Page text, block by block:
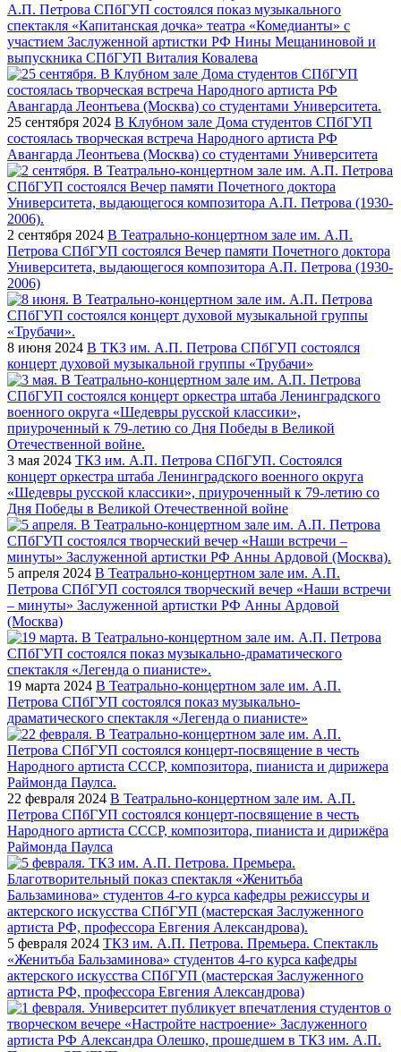
А.П. Петрова СПбГУП состоялся показ музыкального
спектакля «Капитанская дочка» театра «Комедианты» с
участием Заслуженной артистки РФ Нины Мещаниновой и
выпускника СПбГУП Виталия Ковалева
25 сентября 2024 В Клубном зале Дома студентов СПбГУП
состоялась творческая встреча Народного артиста РФ
Авангарда Леонтьева (Москва) со студентами Университета
2 сентября 2024 В Театрально-концертном зале им. А.П.
Петрова СПбГУП состоялся Вечер памяти Почетного доктора
Университета, выдающегося композитора А.П. Петрова (1930-
2006)
8 июня 2024 В ТКЗ им. А.П. Петрова СПбГУП состоялся
концерт духовой музыкальной группы «Трубачи»
3 мая 2024 ТКЗ им. А.П. Петрова СПбГУП. Состоялся
концерт оркестра штаба Ленинградского военного округа
«Шедевры русской классики», приуроченный к 79-летию со
Дня Победы в Великой Отечественной войне
5 апреля 2024 В Театрально-концертном зале им. А.П.
Петрова СПбГУП состоялся творческий вечер «Наши встречи
– минуты» Заслуженной артистки РФ Анны Ардовой
(Москва)
19 марта 2024 В Театрально-концертном зале им. А.П.
Петрова СПбГУП состоялся показ музыкально-
драматического спектакля «Легенда о пианисте»
22 февраля 2024 В Театрально-концертном зале им. А.П.
Петрова СПбГУП состоялся концерт-посвящение в честь
Народного артиста СССР, композитора, пианиста и дирижёра
Раймонда Паулса
5 февраля 2024 ТКЗ им. А.П. Петрова. Премьера. Спектакль
«Женитьба Бальзаминова» студентов 4-го курса кафедры
актерского искусства СПбГУП (мастерская Заслуженного
артиста РФ, профессора Евгения Александрова)